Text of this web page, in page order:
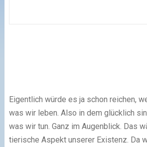
Eigentlich würde es ja schon reichen,
was wir leben. Also in dem glücklich
was wir tun. Ganz im Augenblick. Das
tierische Aspekt unserer Existenz. Da